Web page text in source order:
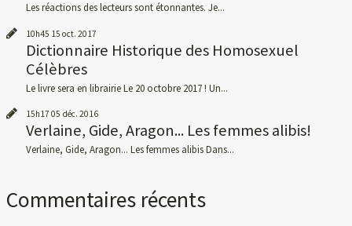
Les réactions des lecteurs sont étonnantes. Je...
10h45 15 oct. 2017
Dictionnaire Historique des Homosexuel
Célèbres
Le livre sera en librairie Le 20 octobre 2017 ! Un...
15h17 05 déc. 2016
Verlaine, Gide, Aragon... Les femmes alibis!
Verlaine, Gide, Aragon... Les femmes alibis Dans...
Commentaires récents